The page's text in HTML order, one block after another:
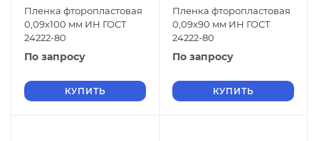
Пленка фторопластовая
0,09х100 мм ИН ГОСТ
24222-80
По запросу
КУПИТЬ
Пленка фторопластовая
0,09х90 мм ИН ГОСТ
24222-80
По запросу
КУПИТЬ